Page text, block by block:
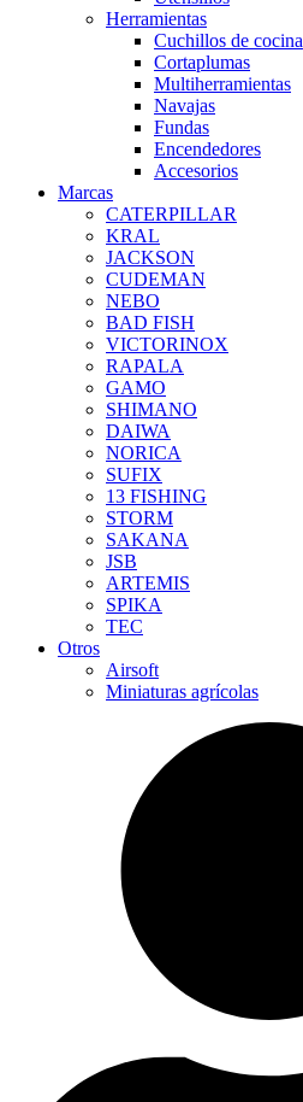
Herramientas
Cuchillos de cocina
Cortaplumas
Multiherramientas
Navajas
Fundas
Encendedores
Accesorios
Marcas
CATERPILLAR
KRAL
JACKSON
CUDEMAN
NEBO
BAD FISH
VICTORINOX
RAPALA
GAMO
SHIMANO
DAIWA
NORICA
SUFIX
13 FISHING
STORM
SAKANA
JSB
ARTEMIS
SPIKA
TEC
Otros
Airsoft
Miniaturas agrícolas